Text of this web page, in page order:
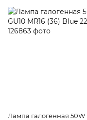
Лампа галогенная 50W